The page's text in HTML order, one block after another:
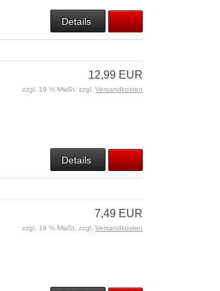
Details
12,99 EUR
zzgl. 19 % MwSt. zzgl. Versandkosten
Details
7,49 EUR
zzgl. 19 % MwSt. zzgl. Versandkosten